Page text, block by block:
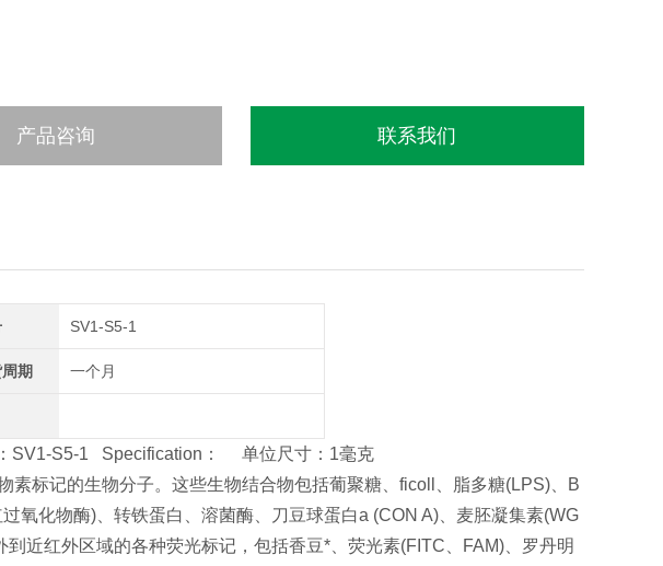
产品咨询 联系我们
SV1-S5-1
期 一个月
SV1-S5-1 Specification： 单位尺寸：1毫克
素标记的生物分子。这些生物结合物包括葡聚糖、ficoll、脂多糖(LPS)、B
氧化物酶)、转铁蛋白、溶菌酶、刀豆球蛋白a (CON A)、麦胚凝集素(WG
近红外区域的各种荧光标记，包括香豆*、荧光素(FITC、FAM)、罗丹明